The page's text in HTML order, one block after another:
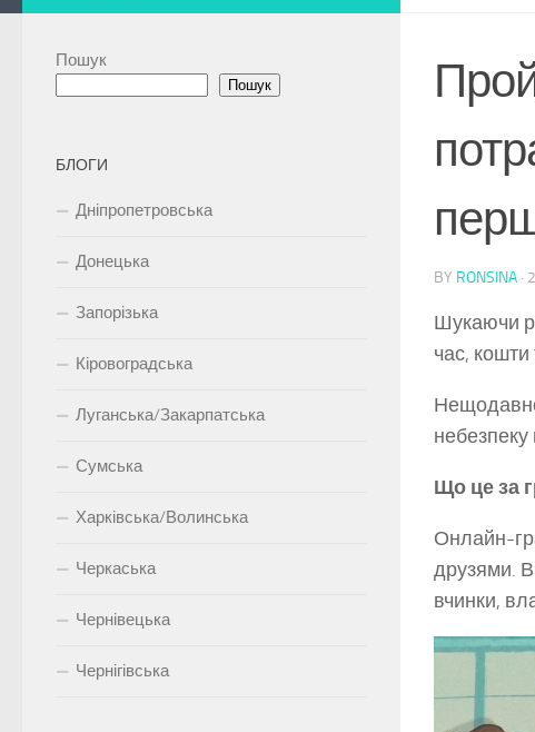
BY RONSINA ·
Шукаючи
час, кошти
небезпеку
Що це за
Онлайн-
друзями.
вчинки,
Пошук
Пошук
БЛОГИ
Дніпропетровська
Донецька
Запорізька
Кіровоградська
Луганська/Закарпатська
Сумська
Харківська/Волинська
Черкаська
Чернівецька
Чернігівська